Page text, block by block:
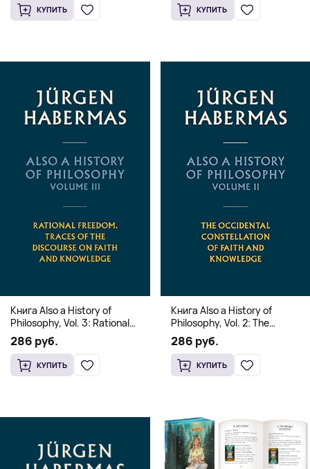
КУПИТЬ КУПИТЬ
Книга Also a History of
Philosophy, Vol. 3: Rational
Freedom. Traces of the
Discourse on Faith and
Knowledge (Твердый
переплет)
286 руб.
КУПИТЬ
Книга Also a History of
Philosophy, Vol. 2: The
Occidental Constellation of
Faith and Knowledge
(Твердый переплет)
286 руб.
КУПИТЬ